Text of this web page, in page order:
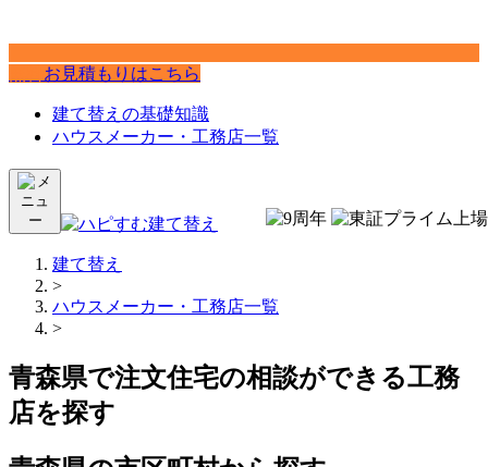
お見積もりはこちら
建て替えの基礎知識
ハウスメーカー・工務店一覧
建て替え
>
ハウスメーカー・工務店一覧
>
青森県で注文住宅の相談ができる工務
店を探す